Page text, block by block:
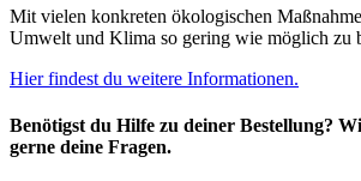
Mit vielen konkreten ökologischen
Umwelt und Klima so gering wie möglich zu
Hier findest du weitere Informationen.
Benötigst du Hilfe zu deiner Bestellung?
gerne deine Fragen.